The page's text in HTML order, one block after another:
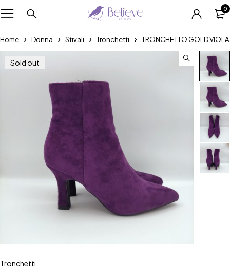
0
Home Donna Stivali Tronchetti TRONCHETTO GOLD VIOLA
Sold out
Tronchetti